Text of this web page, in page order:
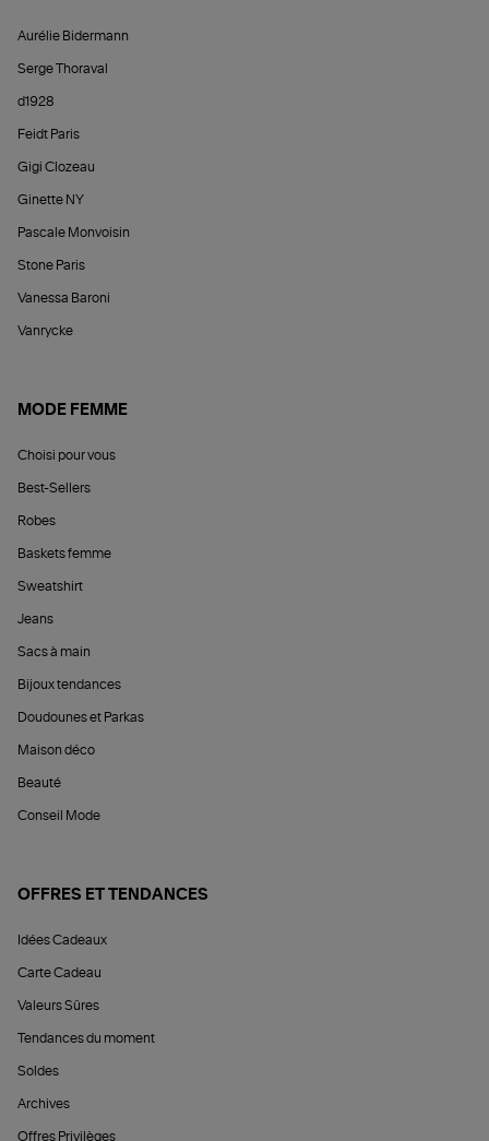
Aurélie Bidermann
Serge Thoraval
d1928
Feidt Paris
Gigi Clozeau
Ginette NY
Pascale Monvoisin
Stone Paris
Vanessa Baroni
Vanrycke
MODE FEMME
Choisi pour vous
Best-Sellers
Robes
Baskets femme
Sweatshirt
Jeans
Sacs à main
Bijoux tendances
Doudounes et Parkas
Maison déco
Beauté
Conseil Mode
OFFRES ET TENDANCES
Idées Cadeaux
Carte Cadeau
Valeurs Sûres
Tendances du moment
Soldes
Archives
Offres Privilèges